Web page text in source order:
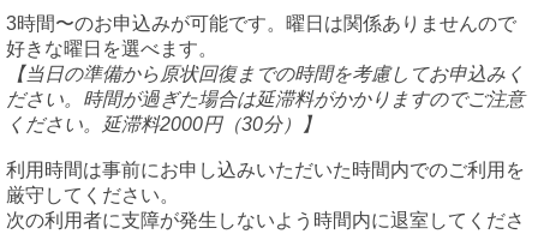
3時間〜のお申込みが可能です。曜日は関係ありませんので
好きな曜日を選べます。
【当日の準備から原状回復までの時間を考慮してお申込みく
ださい。時間が過ぎた場合は延滞料がかかりますのでご注意
ください。延滞料2000円（30分）】
利用時間は事前にお申し込みいただいた時間内でのご利用を
厳守してください。
次の利用者に支障が発生しないよう時間内に退室してくださ